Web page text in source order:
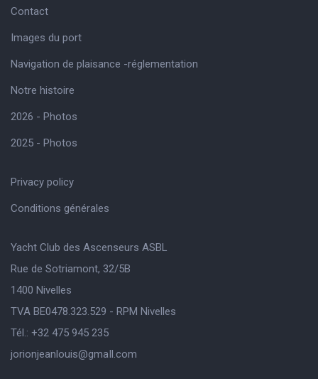
Contact
Images du port
Navigation de plaisance -réglementation
Notre histoire
2026 - Photos
2025 - Photos
Privacy policy
Conditions générales
Yacht Club des Ascenseurs ASBL
Rue de Sotriamont, 32/5B
1400 Nivelles
TVA BE0478.323.529 - RPM Nivelles
Tél.: +32 475 945 235
jorionjeanlouis@gmaIl.com